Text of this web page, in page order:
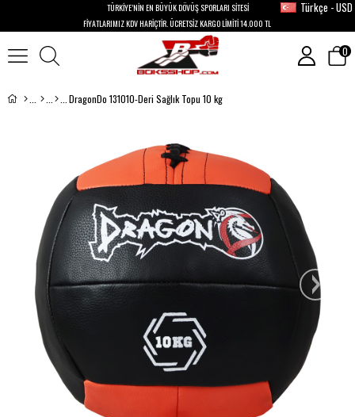
TÜRKİYE’NİN EN BÜYÜK DÖVÜŞ SPORLARI SİTESİ
FİYATLARIMIZ KDV HARİÇTİR. ÜCRETSİZ KARGO LİMİTİ 14.000 TL
Türkçe - USD
0
DragonDo 131010-Deri Sağlık Topu 10 kg
›